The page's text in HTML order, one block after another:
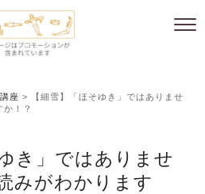
座 >
【細雪】「ほそゆき」ではありませ
！？
き」ではありませ
みがわかります